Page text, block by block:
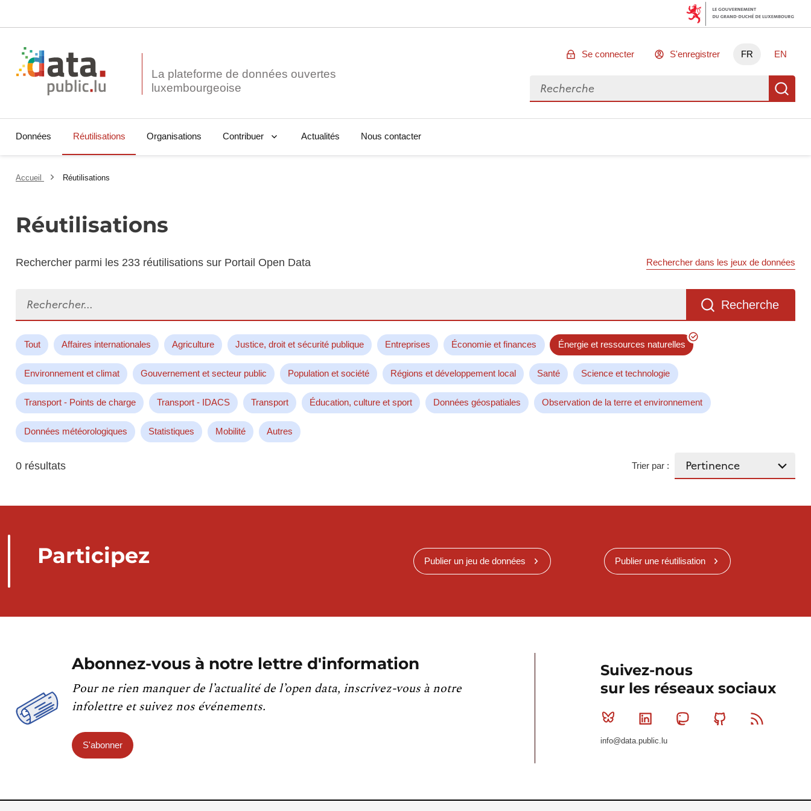
La plateforme de données ouvertes
Se connecter S'enregistrer FR EN
Rechercher des données
Données Réutilisations Organisations Contribuer Actualités Nous contacter
Accueil Réutilisations
Réutilisations
Rechercher parmi les 233 réutilisations sur Portail Open Data Rechercher dans les jeux de données
Recherche
Tout Affaires internationales Agriculture Justice, droit et sécurité publique Entreprises Économie et finances Énergie et ressources naturelles
Environnement et climat Gouvernement et secteur public Population et société Régions et développement local Santé Science et technologie
Transport - Points de charge Transport - IDACS Transport Éducation, culture et sport Données géospatiales Observation de la terre et environnement
Données météorologiques Statistiques Mobilité Autres
0 résultats Trier par :
Participez Publier un jeu de données Publier une réutilisation
Abonnez-vous à notre lettre d'information
Pour ne rien manquer de l’actualité de l’open data, inscrivez-vous à notre
infolettre et suivez nos événements.
S'abonner
Suivez-nous
sur les réseaux sociaux
Bluesky Linkedin MastodonGithub
info@data.public.lu